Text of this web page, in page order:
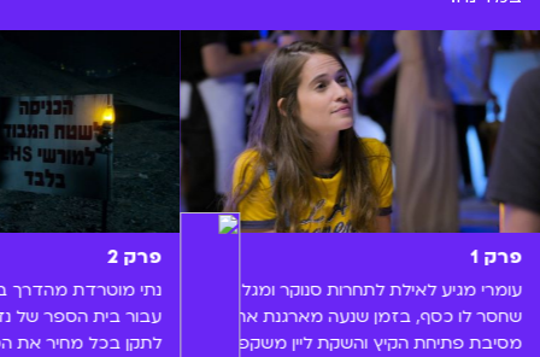
פרק 1
עומרי מגיע לאילת לתחרות סנוקר ומגלה
שחסר לו כסף, בזמן שנעה מארגנת את
מסיבת פתיחת הקיץ והשקת ליין משקפי
פרק 2
נתי מוטרדת מהדרך
עבור בית הספר של
לתקן בכל מחיר את